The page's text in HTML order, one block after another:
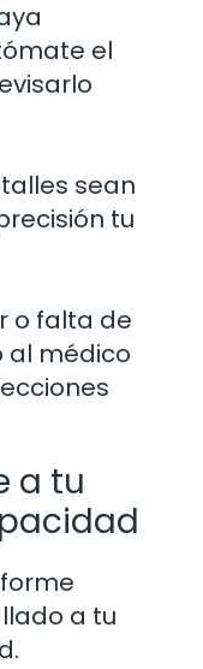
el
sean
tu
o falta de
al médico
a tu
a tu